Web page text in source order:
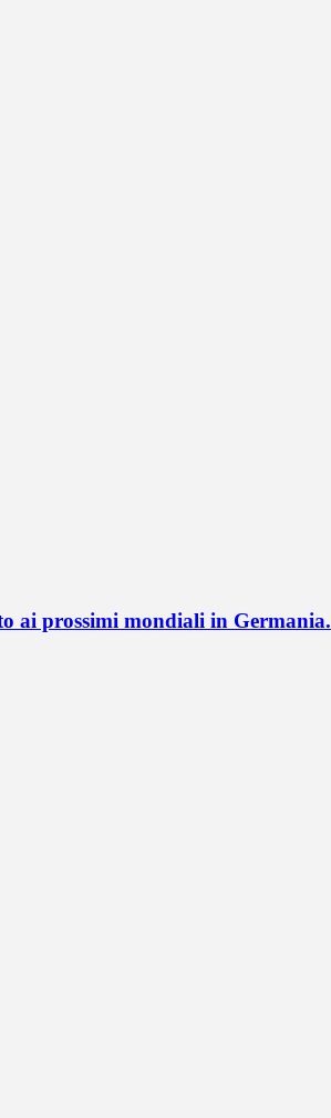
ai prossimi mondiali in Germania.